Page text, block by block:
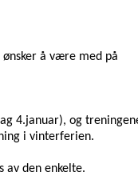
å være med på
4.januar), og
i vinterferien.
av den enkelte.